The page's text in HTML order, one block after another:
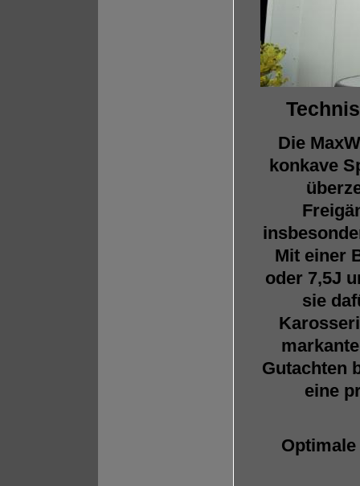
Die
konkave
Mit einer
oder 7,5J
sie
Gutachten
eine